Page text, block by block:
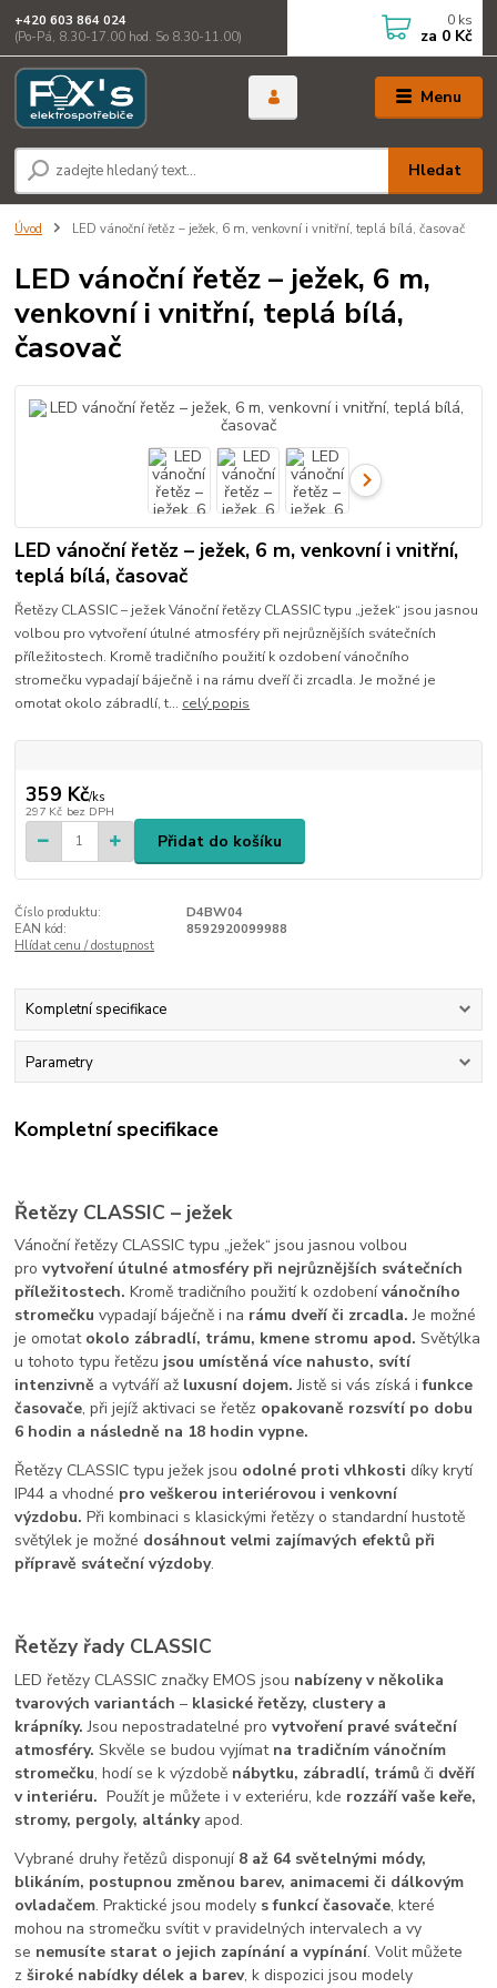
Menu
Hledat
+420 603 864 024
(Po-Pá, 8.30-17.00 hod. So 8.30-11.00)
0 ks
za 0 Kč
Úvod LED vánoční řetěz – ježek, 6 m, venkovní i vnitřní, teplá bílá, časovač
LED vánoční řetěz – ježek, 6 m,
venkovní i vnitřní, teplá bílá,
časovač
LED vánoční řetěz – ježek, 6 m, venkovní i vnitřní,
teplá bílá, časovač
Řetězy CLASSIC – ježek Vánoční řetězy CLASSIC typu „ježek“ jsou jasnou
volbou pro vytvoření útulné atmosféry při nejrůznějších svátečních
příležitostech. Kromě tradičního použití k ozdobení vánočního
stromečku vypadají báječně i na rámu dveří či zrcadla. Je možné je
omotat okolo zábradlí, t... celý popis
359 Kč/ks
297 Kč bez DPH
Přidat do košíku
Číslo produktu:
D4BW04
EAN kód:
8592920099988
Hlídat cenu / dostupnost
Kompletní specifikace
Parametry
Kompletní specifikace
Řetězy CLASSIC – ježek
Vánoční řetězy CLASSIC typu „ježek“ jsou jasnou volbou
provytvoření útulné atmosféry při nejrůznějších svátečních
příležitostech.Kromě tradičního použití k ozdobenívánočního
stromečkuvypadají báječně i na rámu dveří či zrcadla.Je možné
je omotat okolo zábradlí, trámu, kmene stromu apod.Světýlka
u tohoto typu řetězu jsou umístěná více nahusto, svítí
intenzivně a vytváří až luxusní dojem.Jistě si vás získá ifunkce
časovače, při jejíž aktivaci se řetěz opakovaně rozsvítí po dobu
6 hodin a následně na 18 hodin vypne.
Řetězy CLASSIC typu ježek jsou odolné proti vlhkosti díky krytí
IP44 a vhodné pro veškerou interiérovou i venkovní
výzdobu.Při kombinaci s klasickými řetězy o standardní hustotě
světýlek je možné dosáhnout velmi zajímavých efektů při
přípravě sváteční výzdoby.
Řetězy řady CLASSIC
LED řetězy CLASSIC značky EMOS jsou nabízeny v několika
tvarových variantách – klasické řetězy, clustery a
krápníky. Jsou nepostradatelné provytvoření pravé sváteční
atmosféry.Skvěle se budou vyjímat na tradičním vánočním
stromečku, hodí se k výzdobě nábytku, zábradlí, trámůči dvěří
v interiéru.Použít je můžete i v exteriéru, kde rozzáří vaše keře,
stromy, pergoly, altánkyapod.
Vybrané druhy řetězů disponují 8 až 64 světelnými módy,
blikáním, postupnou změnou barev, animacemi či dálkovým
ovladačem. Praktické jsou modely s funkcí časovače, které
mohou na stromečku svítit v pravidelných intervalech a vy
se nemusíte starat o jejich zapínání a vypínání. Volit můžete
zširoké nabídky délek a barev, k dispozici jsou modely